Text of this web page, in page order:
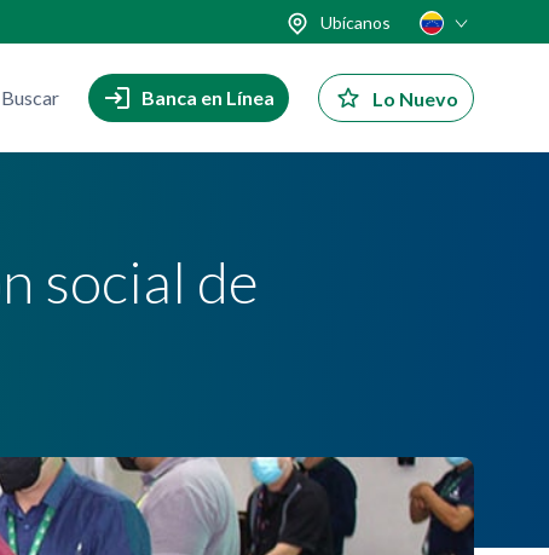
Ubícanos
Buscar Banca en Línea Lo Nuevo
social de